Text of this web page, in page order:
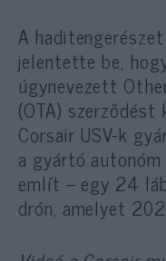
A
jelentette be,
úgynevezett
(OTA)
Corsair USV-k
a gyártó
említ – egy 24
drón, amelyet